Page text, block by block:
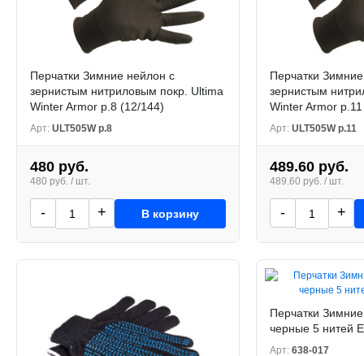
Перчатки Зимние нейлон с
зернистым нитриловым покр. Ultima
Winter Armor р.8 (12/144)
Арт: ULT505W р.8
480 руб.
480 руб. / шт.
- + В корзину
Перчатки
зернистым
Winter Armor
Арт: ULT505W р.11
489.60 руб.
489.60 руб. / шт.
- +
Перчатки
черные 5 нитей
Арт: 638-017